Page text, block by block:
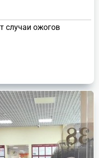
случаи ожогов